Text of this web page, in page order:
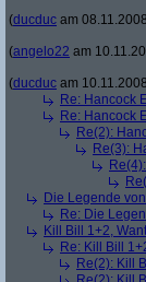
(ducduc am
(angelo22 am
(ducduc am
Re: Hancock
Re: Hancock
Re(2):
Re(3):
Die Legende
Re: Die
Kill Bill 1+2,
Re: Kill Bill
Re(2): Kill